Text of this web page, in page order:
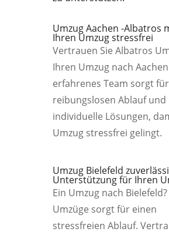
Umzug Aachen -Albatros
Ihren Umzug stressfrei
Vertrauen Sie Albatros
Ihren Umzug nach
erfahrenes Team sorgt
reibungslosen Ablauf und
individuelle Lösungen,
Umzug stressfrei gelingt.
Umzug Bielefeld
Unterstützung für Ihren
Ein Umzug nach
Umzüge sorgt für einen
stressfreien Ablauf.